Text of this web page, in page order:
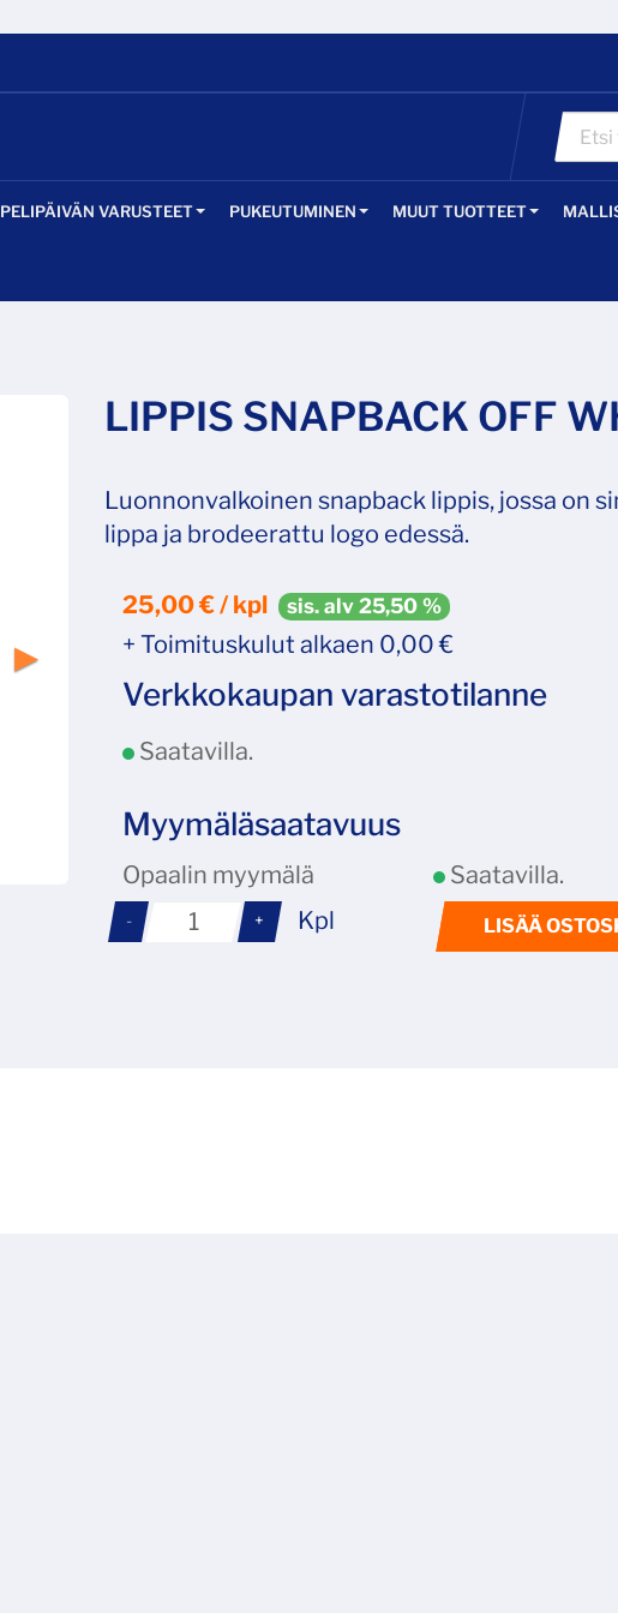
PELIPÄIVÄN VARUSTEET PUKEUTUMINEN MUUT TUOTTEET
LIPPIS SNAPBACK OFF
Luonnonvalkoinen snapback lippis, jossa on
lippa ja brodeerattu logo edessä.
25,00 € / kpl sis. alv 25,50 %
+ Toimituskulut alkaen 0,00 €
Verkkokaupan varastotilanne
Saatavilla.
Myymäläsaatavuus
Opaalin myymälä Saatavilla.
- + Kpl LISÄÄ